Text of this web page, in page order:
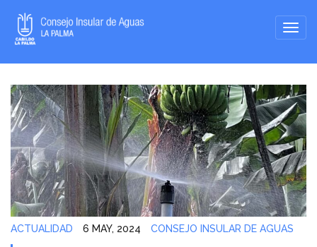
ACTUALIDAD 6 MAY, 2024 CONSEJO INSULAR DE AGUAS